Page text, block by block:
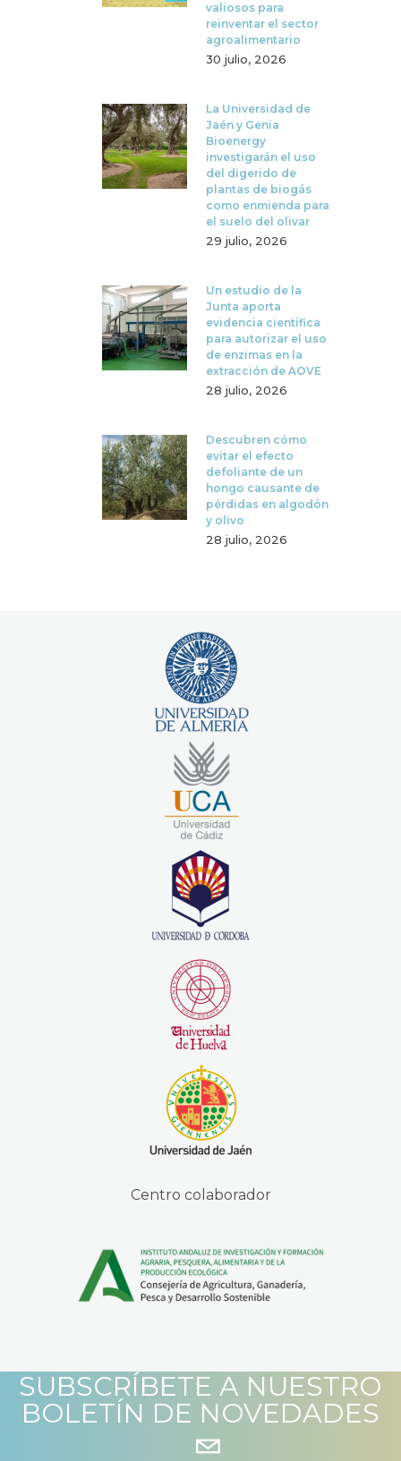
valiosos para
reinventar el sector
agroalimentario
30 julio, 2026
La Universidad de
Jaén y Genia
Bioenergy
investigarán el uso
del digerido de
plantas de biogás
como enmienda para
el suelo del olivar
29 julio, 2026
Un estudio de la
Junta aporta
evidencia científica
para autorizar el uso
de enzimas en la
extracción de AOVE
28 julio, 2026
Descubren cómo
evitar el efecto
defoliante de un
hongo causante de
pérdidas en algodón
y olivo
28 julio, 2026
Centro colaborador
SUBSCRÍBETE A NUESTRO
BOLETÍN DE NOVEDADES